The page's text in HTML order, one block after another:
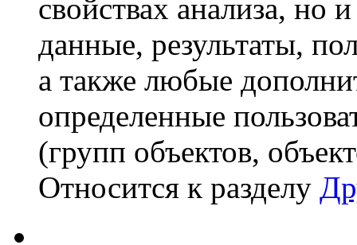
свойствах анализа, но
данные, результаты,
а также любые
определенные
(групп объектов,
Относится к разделу